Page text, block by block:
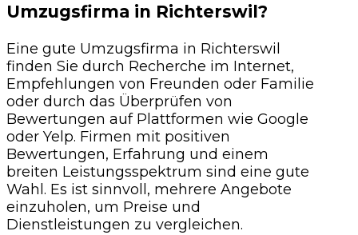
Umzugsfirma in Richterswil?
Eine gute Umzugsfirma in Richterswil
finden Sie durch Recherche im Internet,
Empfehlungen von Freunden oder Familie
oder durch das Überprüfen von
Bewertungen auf Plattformen wie Google
oder Yelp. Firmen mit positiven
Bewertungen, Erfahrung und einem
breiten Leistungsspektrum sind eine gute
Wahl. Es ist sinnvoll, mehrere Angebote
einzuholen, um Preise und
Dienstleistungen zu vergleichen.